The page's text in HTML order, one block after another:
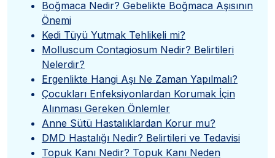
Boğmaca Nedir? Gebelikte Boğmaca Aşısının
Önemi
Kedi Tüyü Yutmak Tehlikeli mi?
Molluscum Contagiosum Nedir? Belirtileri
Nelerdir?
Ergenlikte Hangi Aşı Ne Zaman Yapılmalı?
Çocukları Enfeksiyonlardan Korumak İçin
Alınması Gereken Önlemler
Anne Sütü Hastalıklardan Korur mu?
DMD Hastalığı Nedir? Belirtileri ve Tedavisi
Topuk Kanı Nedir? Topuk Kanı Neden